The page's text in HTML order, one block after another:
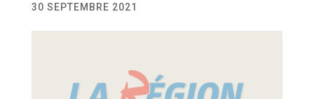
30 SEPTEMBRE 2021